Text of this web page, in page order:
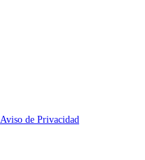
Aviso de Privacidad